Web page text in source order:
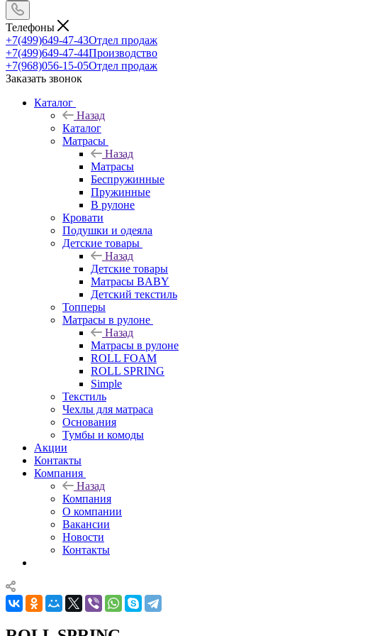
Телефоны
+7(499)649-47-43Отдел продаж
+7(499)649-47-44Производство
+7(968)056-15-05Отдел продаж
Заказать звонок
Каталог
Назад
Каталог
Матрасы
Назад
Матрасы
Беспружинные
Пружинные
В рулоне
Кровати
Подушки и одеяла
Детские товары
Назад
Детские товары
Матрасы BABY
Детский текстиль
Топперы
Матрасы в рулоне
Назад
Матрасы в рулоне
ROLL FOAM
ROLL SPRING
Simple
Текстиль
Чехлы для матраса
Основания
Тумбы и комоды
Акции
Контакты
Компания
Назад
Компания
О компании
Вакансии
Новости
Контакты